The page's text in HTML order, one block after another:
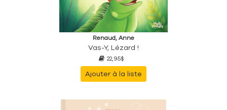
Renaud, Anne
Vas-Y, Lézard !
22,95$
Ajouter à la liste